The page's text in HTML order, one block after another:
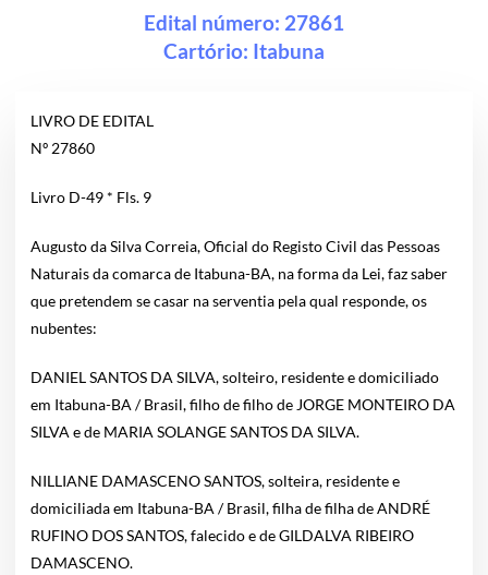
Edital número: 27861
Cartório: Itabuna
LIVRO DE EDITAL
Nº 27860
Livro D-49 * Fls. 9
Augusto da Silva Correia, Oficial do Registo Civil das Pessoas
Naturais da comarca de Itabuna-BA, na forma da Lei, faz saber
que pretendem se casar na serventia pela qual responde, os
nubentes:
DANIEL SANTOS DA SILVA, solteiro, residente e domiciliado
em Itabuna-BA / Brasil, filho de filho de JORGE MONTEIRO DA
SILVA e de MARIA SOLANGE SANTOS DA SILVA.
NILLIANE DAMASCENO SANTOS, solteira, residente e
domiciliada em Itabuna-BA / Brasil, filha de filha de ANDRÉ
RUFINO DOS SANTOS, falecido e de GILDALVA RIBEIRO
DAMASCENO.